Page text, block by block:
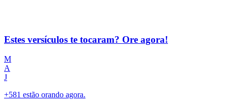
Estes versículos te tocaram? Ore agora!
M
A
J
+581 estão orando agora.